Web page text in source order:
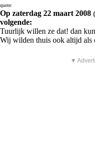
quote:
Op zaterdag 22 maart 2008
volgende:
Tuurlijk willen ze dat! dan
Wij wilden thuis ook altijd als
▼